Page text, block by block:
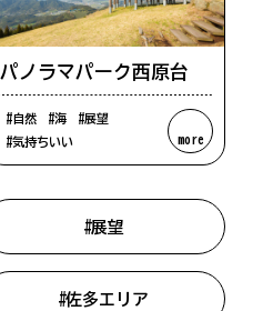
パノラマパーク西原台
#自然 #海
#展望
#気持ちいい
more
#展望
#佐多エリア